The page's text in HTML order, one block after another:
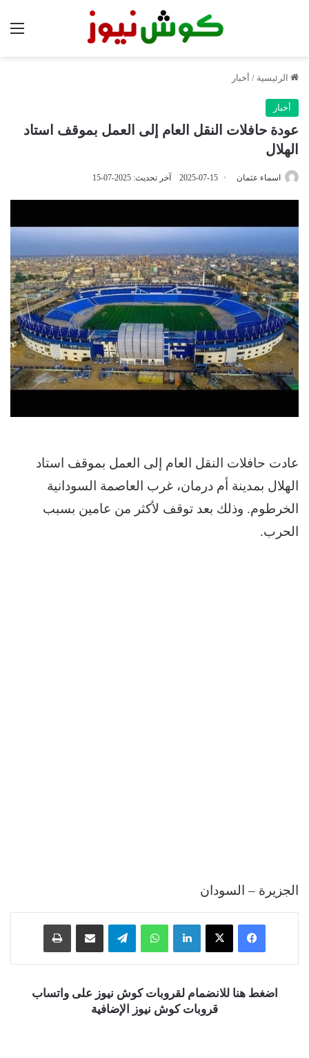
الرئيسية / أخبار
أخبار
عودة حافلات النقل العام إلى العمل بموقف استاد
الهلال
اسماء عثمان 2025-07-15 آخر تحديث: 2025-07-15
عادت حافلات النقل العام إلى العمل بموقف استاد
الهلال بمدينة أم درمان، غرب العاصمة السودانية
الخرطوم. وذلك بعد توقف لأكثر من عامين بسبب
الحرب.
الجزيرة – السودان
فيسبوك ‫X لينكدإن واتساب تيلقرام
اضغط هنا للانضمام لقروبات كوش نيوز على واتساب
قروبات كوش نيوز الإضافية